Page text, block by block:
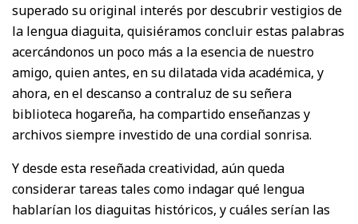
superado su original interés por descubrir vestigios de
la lengua diaguita, quisiéramos concluir estas palabras
acercándonos un poco más a la esencia de nuestro
amigo, quien antes, en su dilatada vida académica, y
ahora, en el descanso a contraluz de su señera
biblioteca hogareña, ha compartido enseñanzas y
archivos siempre investido de una cordial sonrisa.
Y desde esta reseñada creatividad, aún queda
considerar tareas tales como indagar qué lengua
hablarían los diaguitas históricos, y cuáles serían las